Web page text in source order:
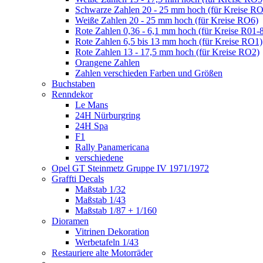
Schwarze Zahlen 20 - 25 mm hoch (für Kreise
Weiße Zahlen 20 - 25 mm hoch (für Kreise RO6)
Rote Zahlen 0,36 - 6,1 mm hoch (für Kreise R01-
Rote Zahlen 6,5 bis 13 mm hoch (für Kreise RO1)
Rote Zahlen 13 - 17,5 mm hoch (für Kreise RO2)
Orangene Zahlen
Zahlen verschieden Farben und Größen
Buchstaben
Renndekor
Le Mans
24H Nürburgring
24H Spa
F1
Rally Panamericana
verschiedene
Opel GT Steinmetz Gruppe IV 1971/1972
Graffti Decals
Maßstab 1/32
Maßstab 1/43
Maßstab 1/87 + 1/160
Dioramen
Vitrinen Dekoration
Werbetafeln 1/43
Restauriere alte Motorräder